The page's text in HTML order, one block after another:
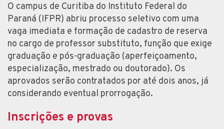
O campus de Curitiba do Instituto Federal do
Paraná (IFPR) abriu processo seletivo com uma
vaga imediata e formação de cadastro de reserva
no cargo de professor substituto, função que exige
graduação e pós-graduação (aperfeiçoamento,
especialização, mestrado ou doutorado). Os
aprovados serão contratados por até dois anos, já
considerando eventual prorrogação.
Inscrições e provas